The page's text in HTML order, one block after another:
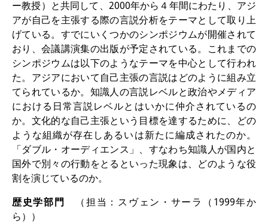
ー教授）と共同して、2000年から４年間にわたり、アジ
アが自己を主張する際の言説分析をテーマとして取り上
げている。すでにいくつかのシンポジウムが開催されて
おり、会議講演集の出版が予定されている。これまでの
シンポジウムは以下のようなテーマを中心として行われ
た。アジアにおいて自己主張の言説はどのように組み立
てられているか。知識人の言説レベルと政治やメディア
における日常言説レベルとはいかに仲介されているの
か。文化的な自己主張という目標を達するために、どの
ような組織が存在しあるいは新たに編成されたのか。
「ダブル・オーディエンス」、すなわち知識人が国内と
国外で別々の行動をとるといった現象は、どのような役
割を演じているのか。
歴史学部門
（担当：スヴェン・サーラ（1999年か
ら））